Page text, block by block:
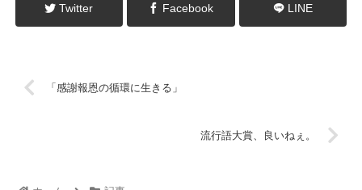
Twitter Facebook LINE
「感謝報恩の循環に生きる」
流行語大賞、良いねぇ。